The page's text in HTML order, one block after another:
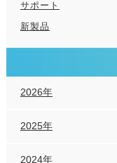
サポート
新製品
2026年
2025年
2024年